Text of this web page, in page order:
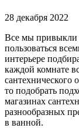
28 декабря 2022
Все мы привыкли
пользоваться
интерьере
каждой комнате
сантехнического
то подобрать
магазинах
разнообразных
в ванной.